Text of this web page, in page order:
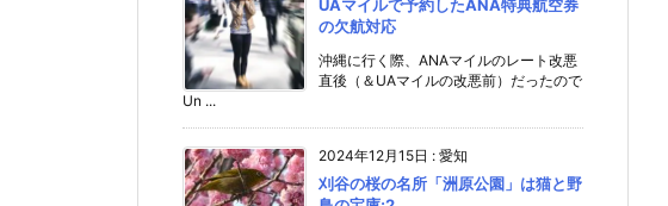
UAマイルで予約したANA特典航空券
の欠航対応
沖縄に行く際、ANAマイルのレート改悪
直後（＆UAマイルの改悪前）だったので
Un ...
2024年12月15日 : 愛知
刈谷の桜の名所「洲原公園」は猫と野